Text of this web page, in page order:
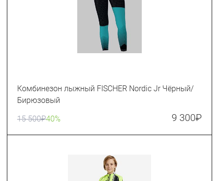
Комбинезон лыжный FISCHER Nordic Jr Чёрный/
Бирюзовый
15 500₽40% 9 300₽